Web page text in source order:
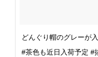
どんぐり帽のグレーが
#茶色も近日入荷予定 #